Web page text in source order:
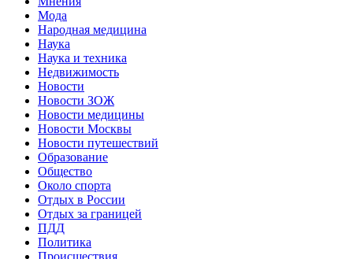
Мода
Народная медицина
Наука
Наука и техника
Недвижимость
Новости
Новости ЗОЖ
Новости медицины
Новости Москвы
Новости путешествий
Образование
Общество
Около спорта
Отдых в России
Отдых за границей
ПДД
Политика